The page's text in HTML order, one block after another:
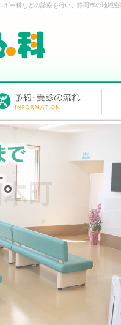
ー科などの診療を行い、静岡市の地域密